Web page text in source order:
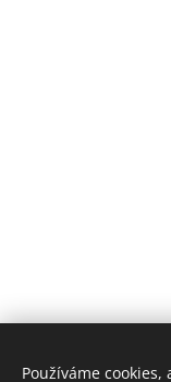
Používáme